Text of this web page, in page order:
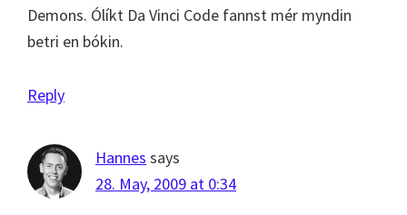
Demons. Ólíkt Da Vinci Code fannst mér myndin
betri en bókin.
Reply
Hannes says
28. May, 2009 at 0:34